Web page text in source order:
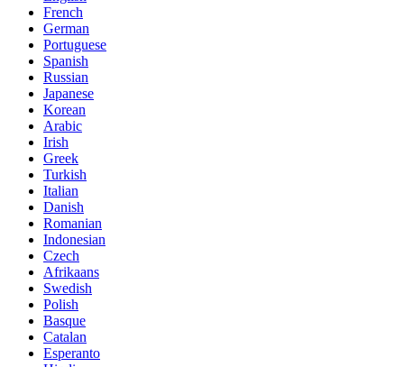
French
German
Portuguese
Spanish
Russian
Japanese
Korean
Arabic
Irish
Greek
Turkish
Italian
Danish
Romanian
Indonesian
Czech
Afrikaans
Swedish
Polish
Basque
Catalan
Esperanto